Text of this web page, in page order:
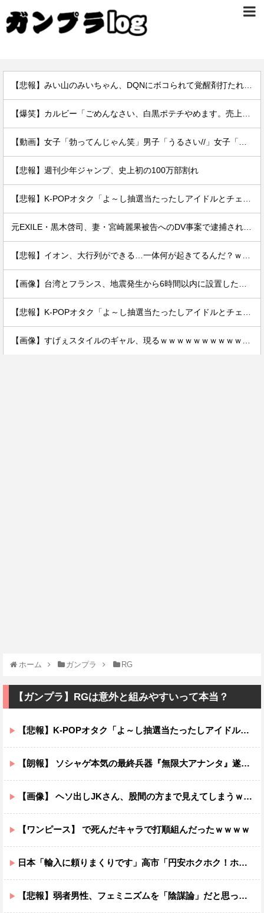
【悲報】週刊少年ジャンプ、史上初の100万部割れ
ホーム ガンプラ RG
【ガンプラ】RGは意外と組みやすいって本当？
【悲報】K-POPオタク「よ～し抽選当たったしアイドルとチェキを撮るぞ！」→結果ｗｗｗｗ
【朗報】 ソシャゲ本気の最終兵器『無限大アナンタ』遂にサービス開始へｗｗｗｗ
【画像】 ヘソ出しJKさん、股間の方まで見えてしまうｗｗｗｗｗｗｗｗｗ
【ワンピース】 で死んだキャラで打順組んだったｗｗｗｗ
日本「輸入に頼りまくりです」高市「円安ホクホク！ホクホクゥ！」←
【悲報】弱者男性、フェミニズムを「陰謀論」だと思っていたｗｗｗｗ